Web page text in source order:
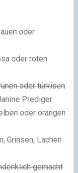
oder
oder roten
oder türkisen
Prediger
oder orangen
Grinsen, Lachen
gemacht